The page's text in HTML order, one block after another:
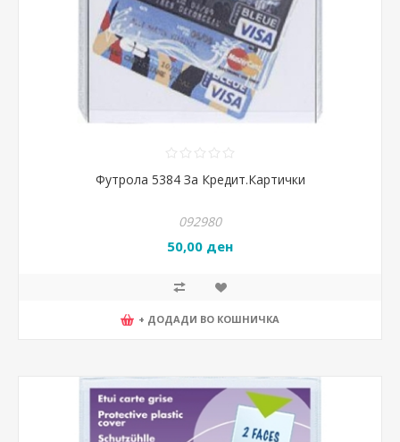
Футрола 5384 За Кредит.Картички
092980
50,00 ден
+ ДОДАДИ ВО КОШНИЧКА